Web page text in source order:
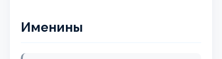
Именины